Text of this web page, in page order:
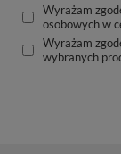
Wyrażam
osobowych w
Wyrażam
wybranych